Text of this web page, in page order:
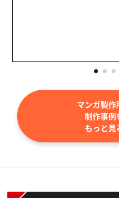
マンガ製作
制作事例
もっと見